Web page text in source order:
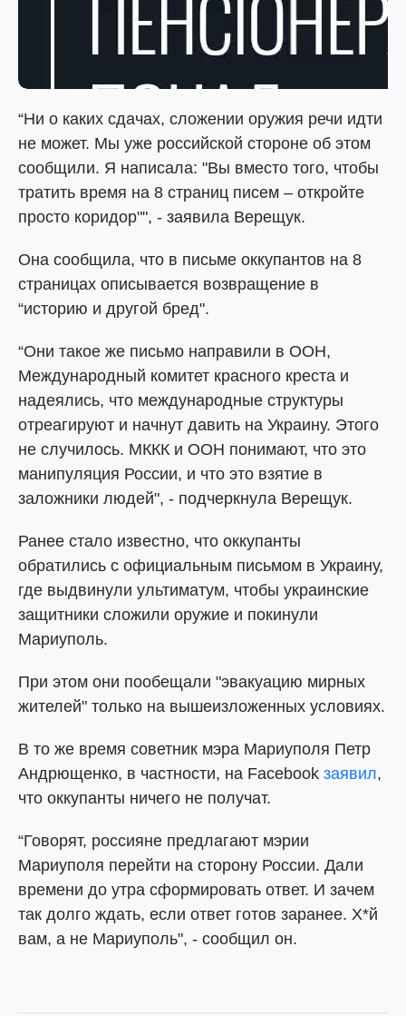
“Ни о каких сдачах, сложении оружия речи идти
не может. Мы уже российской стороне об этом
сообщили. Я написала: "Вы вместо того, чтобы
тратить время на 8 страниц писем – откройте
просто коридор"", - заявила Верещук.
Она сообщила, что в письме оккупантов на 8
страницах описывается возвращение в
“историю и другой бред".
“Они такое же письмо направили в ООН,
Международный комитет красного креста и
надеялись, что международные структуры
отреагируют и начнут давить на Украину. Этого
не случилось. МККК и ООН понимают, что это
манипуляция России, и что это взятие в
заложники людей", - подчеркнула Верещук.
Ранее стало известно, что оккупанты
обратились с официальным письмом в Украину,
где выдвинули ультиматум, чтобы украинские
защитники сложили оружие и покинули
Мариуполь.
При этом они пообещали "эвакуацию мирных
жителей" только на вышеизложенных условиях.
В то же время советник мэра Мариуполя Петр
Андрющенко, в частности, на Fаcebook заявил,
что оккупанты ничего не получат.
“Говорят, россияне предлагают мэрии
Мариуполя перейти на сторону России. Дали
времени до утра сформировать ответ. И зачем
так долго ждать, если ответ готов заранее. Х*й
вам, а не Мариуполь", - сообщил он.